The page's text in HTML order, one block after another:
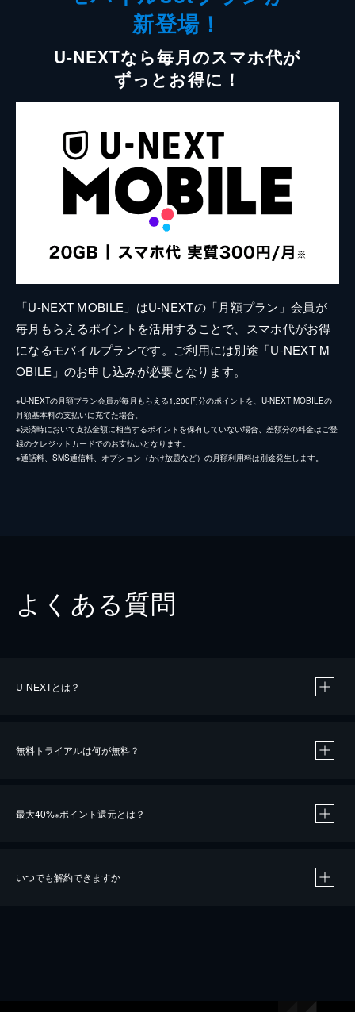
新登場！
U-NEXTなら毎月のスマホ代が
ずっとお得に！
「U-NEXT MOBILE」はU-NEXTの「月額プラン」会員が
毎月もらえるポイントを活用することで、スマホ代がお得
になるモバイルプランです。ご利用には別途「U-NEXT M
OBILE」のお申し込みが必要となります。
※U-NEXTの月額プラン会員が毎月もらえる1,200円分のポイントを、U-NEXT MOBILEの
月額基本料の支払いに充てた場合。
※決済時において支払金額に相当するポイントを保有していない場合、差額分の料金はご登
録のクレジットカードでのお支払いとなります。
※通話料、SMS通信料、オプション（かけ放題など）の月額利用料は別途発生します。
よくある質問
U-NEXTとは？
無料トライアルは何が無料？
最大40%※ポイント還元とは？
いつでも解約できますか